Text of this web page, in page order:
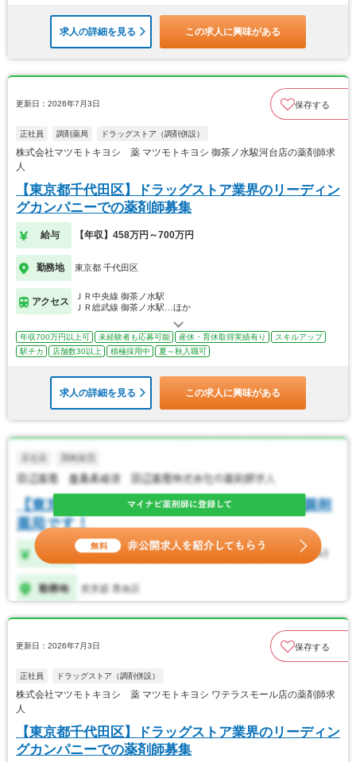
求人の詳細を見る この求人に興味がある
更新日：2026年7月3日 保存する
正社員 調剤薬局 ドラッグストア（調剤併設）
株式会社マツモトキヨシ 薬 マツモトキヨシ 御茶ノ水駿河台店の薬剤師求
人
【東京都千代田区】ドラッグストア業界のリーディン
グカンパニーでの薬剤師募集
給与 【年収】458万円～700万円
勤務地 東京都 千代田区
アクセス
ＪＲ中央線 御茶ノ水駅
ＪＲ総武線 御茶ノ水駅…ほか
年収700万円以上可 未経験者も応募可能 産休・育休取得実績有り
スキルアップ
駅チカ
店舗数30以上 積極採用中 夏～秋入職可
求人の詳細を見る この求人に興味がある
更新日：2026年7月3日 保存する
正社員 ドラッグストア（調剤併設）
株式会社マツモトキヨシ 薬 マツモトキヨシ ワテラスモール店の薬剤師求
人
【東京都千代田区】ドラッグストア業界のリーディン
グカンパニーでの薬剤師募集